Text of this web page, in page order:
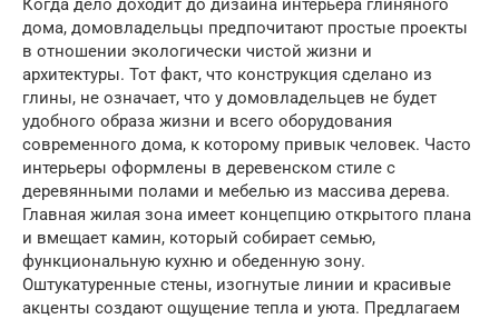
Когда дело доходит до дизайна интерьера глиняного
дома, домовладельцы предпочитают простые проекты
в отношении экологически чистой жизни и
архитектуры. Тот факт, что конструкция сделано из
глины, не означает, что у домовладельцев не будет
удобного образа жизни и всего оборудования
современного дома, к которому привык человек. Часто
интерьеры оформлены в деревенском стиле с
деревянными полами и мебелью из массива дерева.
Главная жилая зона имеет концепцию открытого плана
и вмещает камин, который собирает семью,
функциональную кухню и обеденную зону.
Оштукатуренные стены, изогнутые линии и красивые
акценты создают ощущение тепла и уюта. Предлагаем